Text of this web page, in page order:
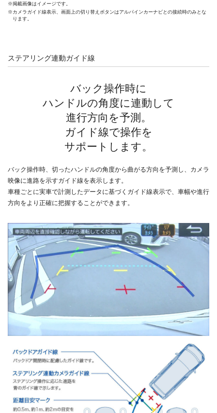
※掲載画像はイメージです。
※カメラガイド線表示、画面上の切り替えボタンはアルパインカーナビとの接続時のみとな
ります。
ステアリング連動ガイド線
バック操作時に
ハンドルの角度に連動して
進行方向を予測。
ガイド線で操作を
サポートします。
バック操作時、切ったハンドルの角度から曲がる方向を予測し、カメラ
映像に進路を示すガイド線を表示します。
車種ごとに実車で計測したデータに基づくガイド線表示で、車幅や進行
方向をより正確に把握することができます。